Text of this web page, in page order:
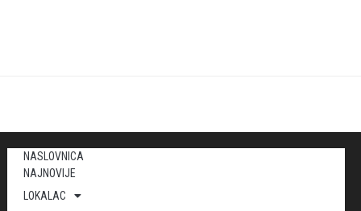
NASLOVNICA
NAJNOVIJE
LOKALAC